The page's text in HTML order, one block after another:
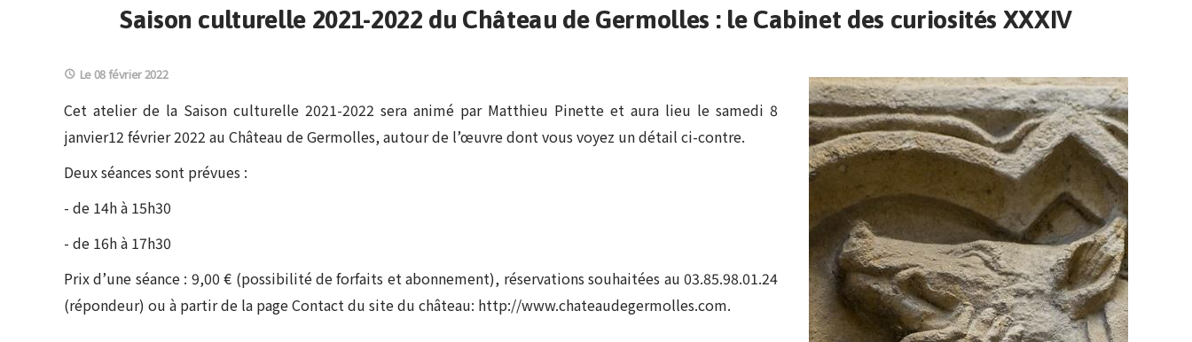
Saison culturelle 2021-2022 du Château de Germolles : le Cabinet des curiosités XXXIV
Le 08 février 2022
Cet atelier de la Saison culturelle 2021-2022 sera animé par Matthieu Pinette et aura lieu le samedi 8
janvier12 février 2022 au Château de Germolles, autour de l’œuvre dont vous voyez un détail ci-contre.
Deux séances sont prévues :
- de 14h à 15h30
- de 16h à 17h30
Prix d’une séance : 9,00 € (possibilité de forfaits et abonnement), réservations souhaitées au 03.85.98.01.24
(répondeur) ou à partir de la page Contact du site du château: http://www.chateaudegermolles.com.